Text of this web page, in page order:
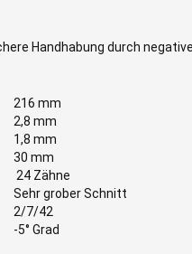
Handhabung durch
216 mm
2,8 mm
1,8 mm
30 mm
24 Zähne
Sehr grober Schnitt
2/7/42
-5° Grad